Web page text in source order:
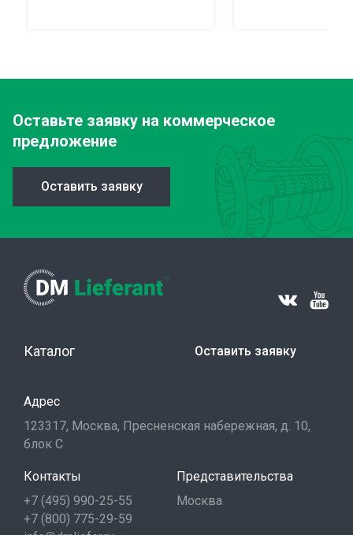
Оставьте заявку на коммерческое
предложение
Оставить заявку
Каталог Оставить заявку
Адрес
123317, Москва, Пресненская набережная, д. 10,
блок С
Контакты
+7 (495) 990-25-55
+7 (800) 775-29-59
Представительства
Москва